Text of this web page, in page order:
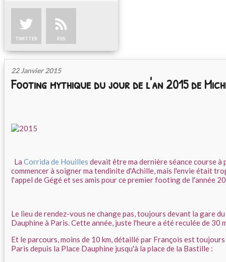
TWITTER RSS
22 Janvier 2015
Footing mythique du jour de l'an 2015 de
La Corrida de Houilles devait être ma dernière séance course à
commencer à soigner ma tendinite d'Achille, mais l'envie était
l'appel de Gégé et ses amis pour ce premier footing de l'année
Le lieu de rendez-vous ne change pas, toujours devant la gare du
Dauphine à Paris. Cette année, juste l'heure a été reculée de 30
Et le parcours, moins de 10 km, détaillé par François est
Paris depuis la Place Dauphine jusqu'à la place de la Bastille :